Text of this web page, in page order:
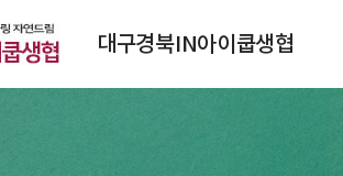
대구경북IN아이쿱생협